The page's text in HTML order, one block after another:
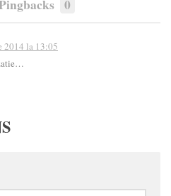
0
2014 la 13:05